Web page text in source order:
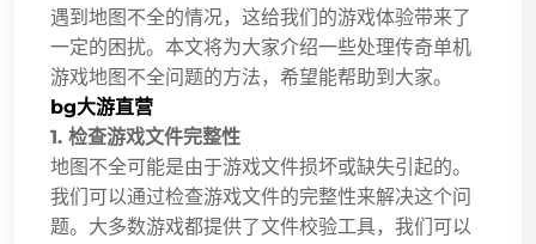
遇到地图不全的情况，这给我们的游戏体验带来了
一定的困扰。本文将为大家介绍一些处理传奇单机
游戏地图不全问题的方法，希望能帮助到大家。
bg大游直营
1. 检查游戏文件完整性
地图不全可能是由于游戏文件损坏或缺失引起的。
我们可以通过检查游戏文件的完整性来解决这个问
题。大多数游戏都提供了文件校验工具，我们可以